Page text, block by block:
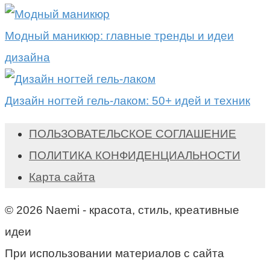
Модный маникюр: главные тренды и идеи
дизайна
Дизайн ногтей гель-лаком: 50+ идей и техник
ПОЛЬЗОВАТЕЛЬСКОЕ СОГЛАШЕНИЕ
ПОЛИТИКА КОНФИДЕНЦИАЛЬНОСТИ
Карта сайта
© 2026 Naemi - красота, стиль, креативные
идеи
При использовании материалов с сайта